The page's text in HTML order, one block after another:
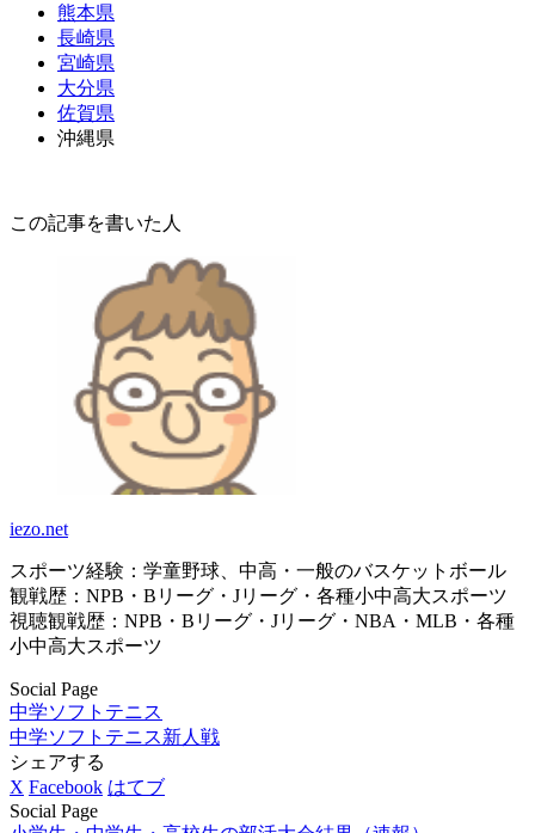
熊本県
長崎県
宮崎県
大分県
佐賀県
沖縄県
この記事を書いた人
iezo.net
スポーツ経験：学童野球、中高・一般のバスケットボール
観戦歴：NPB・Bリーグ・Jリーグ・各種小中高大スポーツ
視聴観戦歴：NPB・Bリーグ・Jリーグ・NBA・MLB・各種
小中高大スポーツ
Social Page
中学ソフトテニス
中学ソフトテニス新人戦
シェアする
X Facebook はてブ
Social Page